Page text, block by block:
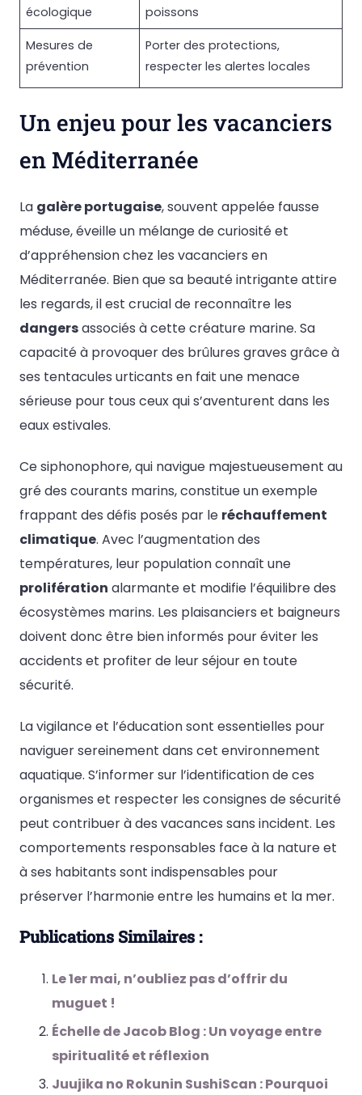
écologique
poissons
Mesures de
prévention
Porter des protections,
respecter les alertes locales
Un enjeu pour les vacanciers
en Méditerranée
La galère portugaise, souvent appelée fausse
méduse, éveille un mélange de curiosité et
d’appréhension chez les vacanciers en
Méditerranée. Bien que sa beauté intrigante attire
les regards, il est crucial de reconnaître les
dangersassociés à cette créature marine. Sa
capacité à provoquer des brûlures graves grâce à
ses tentacules urticants en fait une menace
sérieuse pour tous ceux qui s’aventurent dans les
eaux estivales.
Ce siphonophore, qui navigue majestueusement au
gré des courants marins, constitue un exemple
frappant des défis posés par le réchauffement
climatique. Avec l’augmentation des
températures, leur population connaît une
prolifération alarmante et modifie l’équilibre des
écosystèmes marins. Les plaisanciers et baigneurs
doivent donc être bien informés pour éviter les
accidents et profiter de leur séjour en toute
sécurité.
La vigilance et l’éducation sont essentielles pour
naviguer sereinement dans cet environnement
aquatique. S’informer sur l’identification de ces
organismes et respecter les consignes de sécurité
peut contribuer à des vacances sans incident. Les
comportements responsables face à la nature et
à ses habitants sont indispensables pour
préserver l’harmonie entre les humains et la mer.
Publications Similaires :
Le 1er mai, n’oubliez pas d’offrir du
muguet !
Échelle de Jacob Blog : Un voyage entre
spiritualité et réflexion
Juujika no Rokunin SushiScan : Pourquoi